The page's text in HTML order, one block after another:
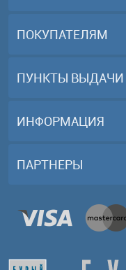
ПОКУПАТЕЛЯМ
ПУНКТЫ ВЫДАЧИ
ИНФОРМАЦИЯ
ПАРТНЕРЫ